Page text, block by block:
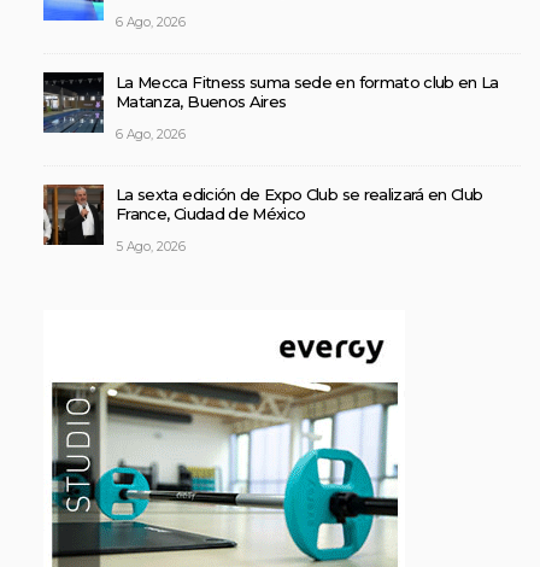
6 Ago, 2026
La Mecca Fitness suma sede en formato club en La
Matanza, Buenos Aires
6 Ago, 2026
La sexta edición de Expo Club se realizará en Club
France, Ciudad de México
5 Ago, 2026